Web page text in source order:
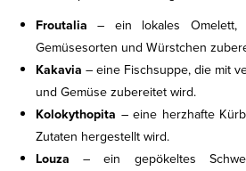
Froutalia – ein lokales Omelett,
Gemüsesorten und Würstchen
Kakavia – eine Fischsuppe, die mit
und Gemüse zubereitet wird.
Kolokythopita – eine herzhafte
Zutaten hergestellt wird.
Louza – ein gepökeltes